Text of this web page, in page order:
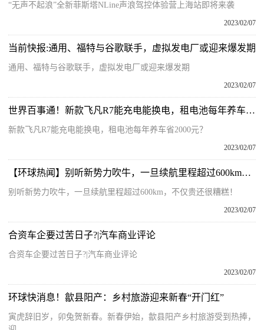
“无声不起浪”全新菲斯塔NLine声浪驾控体验营上海站即将来袭
2023/02/07
当前快报:通用、福特与谷歌联手，虚拟发电厂或迎来爆发期
通用、福特与谷歌联手，虚拟发电厂或迎来爆发期
2023/02/07
世界百事通！新款飞凡R7能充电能换电，租电池每年养车省2000元？
新款飞凡R7能充电能换电，租电池每年养车省2000元？
2023/02/07
【环球热闻】别听新势力吹牛，一旦续航里程超过600km，不仅贵还很糟糕！
别听新势力吹牛，一旦续航里程超过600km，不仅贵还很糟糕！
2023/02/07
合资车企要过苦日子?|汽车商业评论
合资车企要过苦日子?|汽车商业评论
2023/02/07
环球快消息！歙县阳产：乡村旅游迎来新春“开门红”
寅虎辞旧岁，卯兔贺新春。新春伊始，歙县阳产乡村旅游受到热捧，